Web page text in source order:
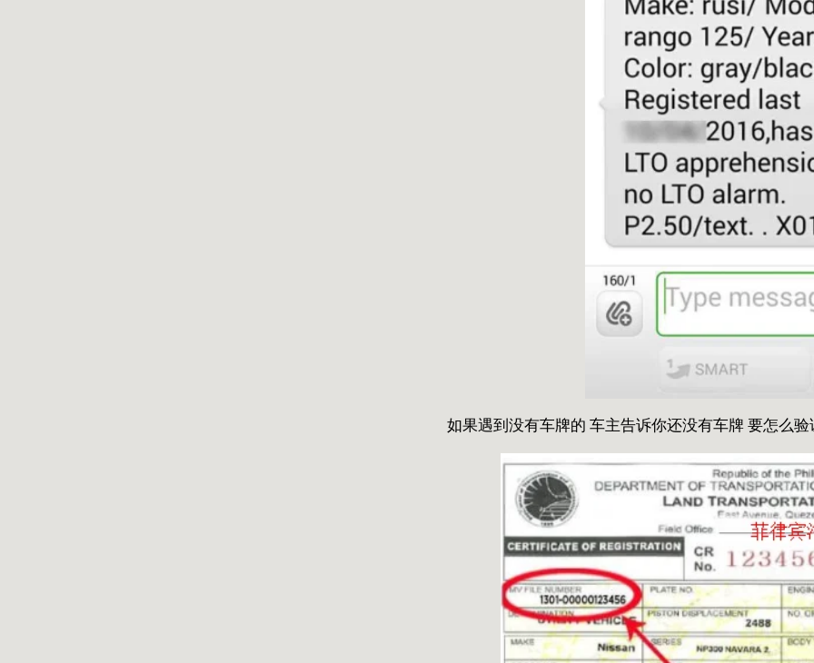
如果遇到没有车牌的 车主告诉你还没有车牌 要怎么